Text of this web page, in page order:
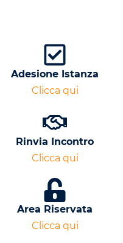
Adesione Istanza
Clicca qui
Rinvia Incontro
Clicca qui
Area Riservata
Clicca qui